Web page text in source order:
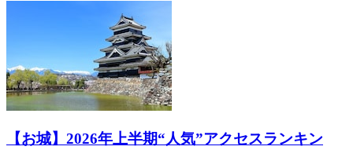
【お城】2026年上半期“人気”アクセスランキン